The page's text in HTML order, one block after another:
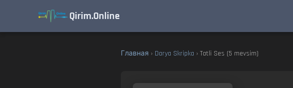
Qirim.Online
Главная › Darya Skripka › Tatli Ses (5 mevsim)